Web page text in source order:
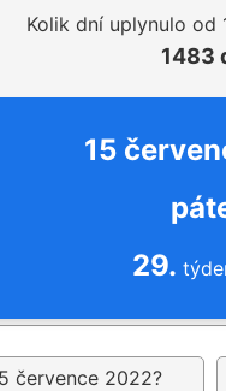
Kolik dní uplynulo od
1483
15
29.
července 2022?